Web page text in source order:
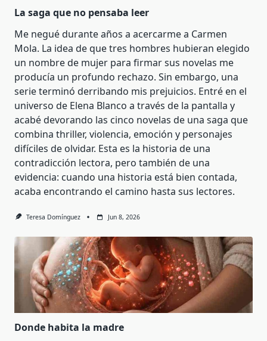
La saga que no pensaba leer
Me negué durante años a acercarme a Carmen
Mola. La idea de que tres hombres hubieran elegido
un nombre de mujer para firmar sus novelas me
producía un profundo rechazo. Sin embargo, una
serie terminó derribando mis prejuicios. Entré en el
universo de Elena Blanco a través de la pantalla y
acabé devorando las cinco novelas de una saga que
combina thriller, violencia, emoción y personajes
difíciles de olvidar. Esta es la historia de una
contradicción lectora, pero también de una
evidencia: cuando una historia está bien contada,
acaba encontrando el camino hasta sus lectores.
Teresa Domínguez Jun 8, 2026
Donde habita la madre